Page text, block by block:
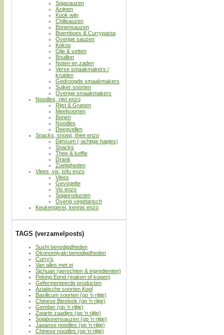
Sojasauzen
Azijnen
Kook wijn
Chilisauzen
Bonensauzen
Boemboes & Currypasta
Overige sauzen
Kokos
Olie & vetten
Bouillon
Noten en zaden
Verse smaakmakers /
kruiden
Gedroogde smaakmakers
Suiker soorten
Overige smaakmakers
Noodles, rijst enzo
Rijst & Granen
Meelsoorten
Bonen
Noodles
Deegvellen
Snacks, snoep, thee enzo
Dimsum (-achtige hapjes)
Snacks
Thee & koffie
Drank
Zoetigheden
Vlees, vis, tofu enzo
Vlees
Gevogelte
Vis enzo
Sojaproducten
Overig vegetarisch
Keukengerei, kennis enzo
TAGS (verzamelposts)
Sushi benodigdheden
Okonomiyaki benodigdheden
Curry’s
Van alles met ei
Sichuan (gerechten & ingredienten)
Peking Eend (maken of kopen)
Gefermenteerde producten
Aziatische soorten Kool
Basilicum soorten (op ’n rijtje)
Chinese Bieslook (op ’n rijtje)
Gember (op ’n rijtje)
Zwarte zaadjes (op ’n rijtje)
Sojabonensauzen (op ’n rijtje)
Japanse noodles (op ’n rijtje)
Chinese noodles (op ’n rijtje)